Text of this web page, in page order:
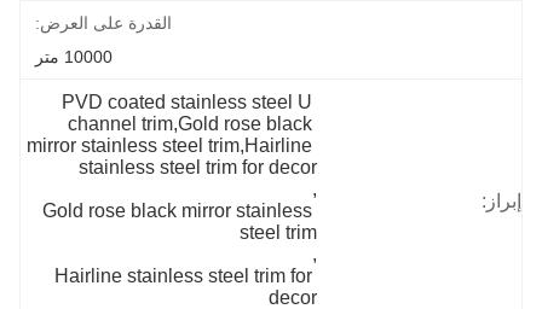
القدرة على العرض:
10000 متر
إبراز:
PVD coated stainless steel U
channel trim,Gold rose black
mirror stainless steel trim,Hairline
stainless steel trim for decor
,
Gold rose black mirror stainless
steel trim
,
Hairline stainless steel trim for
decor